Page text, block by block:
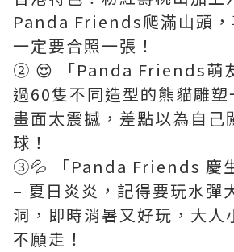
Panda Friends爬滿山頭，
一定要合照一張！
② 😍 「Panda Friends萌
過60隻不同造型的熊貓雕塑
畫面太震撼，差點以為自己
球！
③💦 「Panda Friends 慶生
– 夏日炎炎，記得要玩水彈
洞，即時消暑又好玩，大人
不願走！